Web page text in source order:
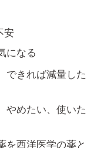
安
になる
できれば減量した
やめたい、使いた
を西洋医学の薬と